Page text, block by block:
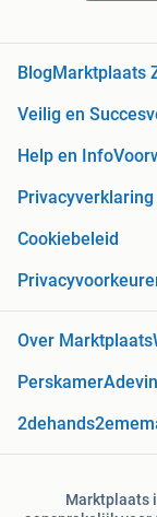
BlogMarktplaats
Veilig en
Help en Info
Privacyverklaring
Cookiebeleid
Over Marktplaats
Perskamer
2dehands
Marktplaats